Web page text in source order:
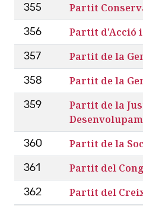
355 Partit
356 Partit d'Acció
357 Partit de la
358 Partit de la
359
Partit de la
360 Partit de la
361 Partit del
362 Partit del